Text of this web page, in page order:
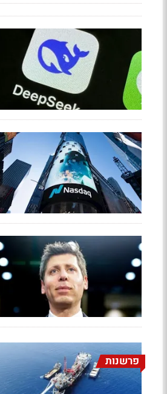
פרשנות